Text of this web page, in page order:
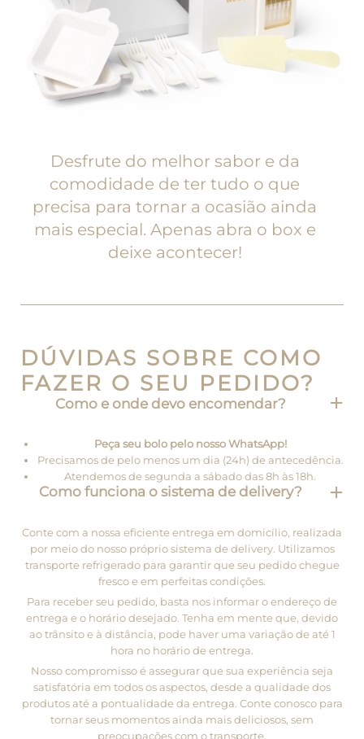
Desfrute do melhor sabor e da
comodidade de ter tudo o que
precisa para tornar a ocasião ainda
mais especial. Apenas abra o box e
deixe acontecer!
DÚVIDAS SOBRE COMO
FAZER O SEU PEDIDO?
Como e onde devo encomendar?
Peça seu bolo pelo nosso WhatsApp!
Precisamos de pelo menos um dia (24h) de antecedência.
Atendemos de segunda a sábado das 8h às 18h.
Como funciona o sistema de delivery?
Conte com a nossa eficiente entrega em domicílio, realizada
por meio do nosso próprio sistema de delivery. Utilizamos
transporte refrigerado para garantir que seu pedido chegue
fresco e em perfeitas condições.
Para receber seu pedido, basta nos informar o endereço de
entrega e o horário desejado. Tenha em mente que, devido
ao trânsito e à distância, pode haver uma variação de até 1
hora no horário de entrega.
Nosso compromisso é assegurar que sua experiência seja
satisfatória em todos os aspectos, desde a qualidade dos
produtos até a pontualidade da entrega. Conte conosco para
tornar seus momentos ainda mais deliciosos, sem
preocupações com o transporte.